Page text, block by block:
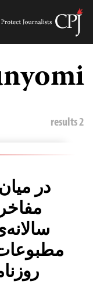
Skip
content
2 results
در